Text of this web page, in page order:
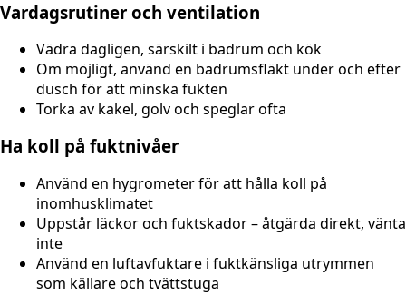
Vardagsrutiner och ventilation
Vädra dagligen, särskilt i badrum och kök
Om möjligt, använd en badrumsfläkt under och efter
dusch för att minska fukten
Torka av kakel, golv och speglar ofta
Ha koll på fuktnivåer
Använd en hygrometer för att hålla koll på
inomhusklimatet
Uppstår läckor och fuktskador – åtgärda direkt, vänta
inte
Använd en luftavfuktare i fuktkänsliga utrymmen
som källare och tvättstuga